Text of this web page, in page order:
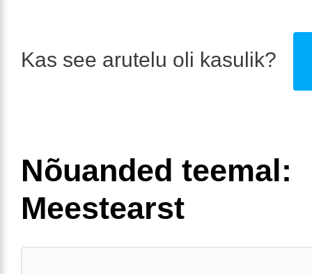
Kas see arutelu oli kasulik?
Nõuanded teemal:
Meestearst